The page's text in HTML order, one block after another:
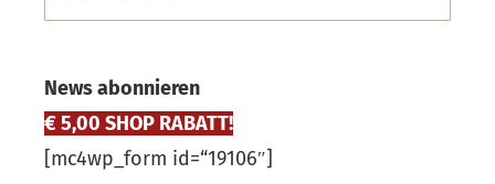
News abonnieren
€ 5,00 SHOP RABATT!
[mc4wp_form id=“19106″]